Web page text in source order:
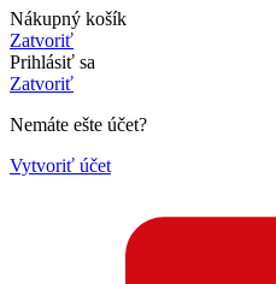
Nákupný košík
Zatvoriť
Prihlásiť sa
Zatvoriť
Nemáte ešte účet?
Vytvoriť účet